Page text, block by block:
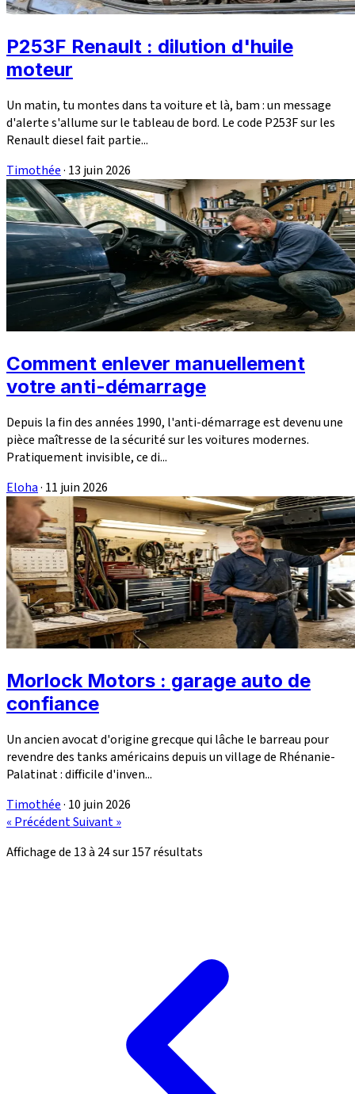
P253F Renault : dilution d'huile
moteur
Un matin, tu montes dans ta voiture et là, bam : un message
d'alerte s'allume sur le tableau de bord. Le code P253F sur les
Renault diesel fait partie...
Timothée· 13 juin 2026
Comment enlever manuellement
votre anti-démarrage
Depuis la fin des années 1990, l'anti-démarrage est devenu une
pièce maîtresse de la sécurité sur les voitures modernes.
Pratiquement invisible, ce di...
Eloha· 11 juin 2026
Morlock Motors : garage auto de
confiance
Un ancien avocat d'origine grecque qui lâche le barreau pour
revendre des tanks américains depuis un village de Rhénanie-
Palatinat : difficile d'inven...
Timothée· 10 juin 2026
« PrécédentSuivant »
Affichage de 13à 24sur157résultats